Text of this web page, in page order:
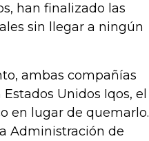
han finalizado las
sin llegar a ningún
ambas compañías
Unidos Iqos, el
en lugar de quemarlo.
Administración de